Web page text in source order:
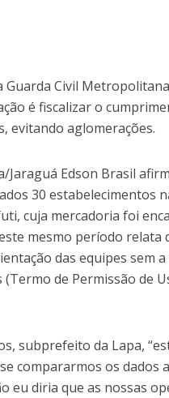
Civil
é fiscalizar o
evitando aglomerações.
Edson Brasil
30 estabelecimentos
cuja mercadoria foi
mesmo período relata
das equipes sem
de Permissão de
subprefeito da Lapa,
compararmos os dados
eu diria que as nossas